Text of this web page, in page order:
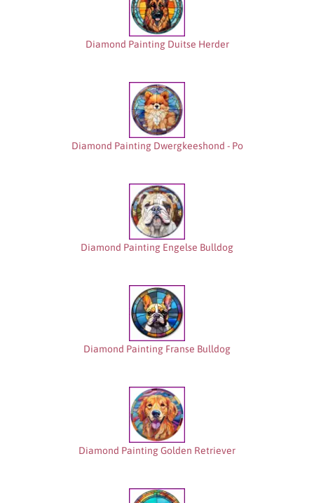
Diamond Painting Duitse Herder
Diamond Painting Dwergkeeshond - Po
Diamond Painting Engelse Bulldog
Diamond Painting Franse Bulldog
Diamond Painting Golden Retriever